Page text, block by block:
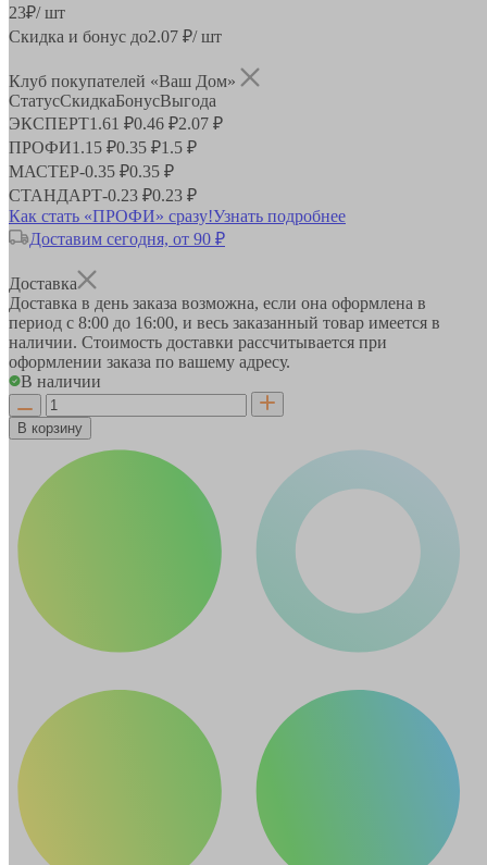
23₽/ шт
Скидка и бонус до2.07 ₽/ шт
Клуб покупателей «Ваш Дом»
СтатусСкидкаБонусВыгода
ЭКСПЕРТ1.61 ₽0.46 ₽2.07 ₽
ПРОФИ1.15 ₽0.35 ₽1.5 ₽
МАСТЕР-0.35 ₽0.35 ₽
СТАНДАРТ-0.23 ₽0.23 ₽
Как стать «ПРОФИ» сразу!Узнать подробнее
Доставим сегодня, от 90 ₽
Доставка
Доставка в день заказа возможна, если она оформлена в
период с 8:00 до 16:00, и весь заказанный товар имеется в
наличии. Стоимость доставки рассчитывается при
оформлении заказа по вашему адресу.
В наличии
В корзину